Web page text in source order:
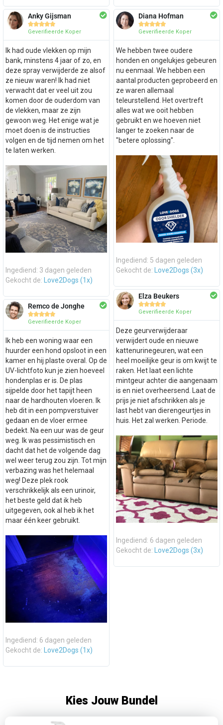
Anky Gijsman

Geverifieerde Koper
Ik had oude vlekken op mijn
bank, minstens 4 jaar of zo, en
deze spray verwijderde ze alsof
ze nieuw waren! Ik had niet
verwacht dat er veel uit zou
komen door de ouderdom van
de vlekken, maar ze zijn
gewoon weg. Het enige wat je
moet doen is de instructies
volgen en de tijd nemen om het
te laten werken.
Ingediend: 3 dagen geleden
Gekocht de:
Love2Dogs (1x)
Remco de Jonghe

Geverifieerde Koper
Ik heb een woning waar een
huurder een hond opsloot in een
kamer en hij plaste overal. Op de
UV-lichtfoto kun je zien hoeveel
hondenplas er is. De plas
sijpelde door het tapijt heen
naar de hardhouten vloeren. Ik
heb dit in een pompverstuiver
gedaan en de vloer ermee
bedekt. Na een uur was de geur
weg. Ik was pessimistisch en
dacht dat het de volgende dag
wel weer terug zou zijn. Tot mijn
verbazing was het helemaal
weg! Deze plek rook
verschrikkelijk als een urinoir,
het beste geld dat ik heb
uitgegeven, ook al heb ik het
maar één keer gebruikt.
Ingediend: 6 dagen geleden
Gekocht de:
Love2Dogs (1x)
Diana Hofman

Geverifieerde Koper
We hebben twee oudere
honden en ongelukjes gebeuren
nu eenmaal. We hebben een
aantal producten geprobeerd en
ze waren allemaal
teleurstellend. Het overtreft
alles wat we ooit hebben
gebruikt en we hoeven niet
langer te zoeken naar de
"betere oplossing".
Ingediend: 5 dagen geleden
Gekocht de:
Love2Dogs (3x)
Elza Beukers

Geverifieerde Koper
Deze geurverwijderaar
verwijdert oude en nieuwe
kattenurinegeuren, wat een
heel moeilijke geur is om kwijt te
raken. Het laat een lichte
mintgeur achter die aangenaam
is en niet overheersend. Laat de
prijs je niet afschrikken als je
last hebt van dierengeurtjes in
huis. Het zal werken. Periode.
Ingediend: 6 dagen geleden
Gekocht de:
Love2Dogs (3x)
Kies Jouw Bundel